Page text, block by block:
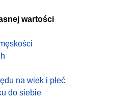
wartości
na wiek i płeć
do siebie